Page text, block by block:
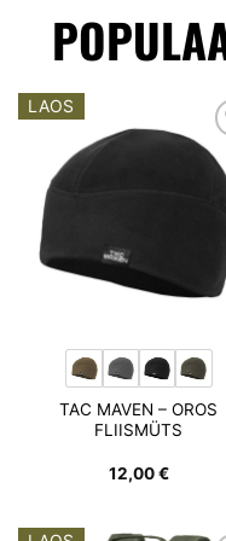
LAOS
Add
TAC MAVEN – OROS
FLIISMÜTS
12,00€